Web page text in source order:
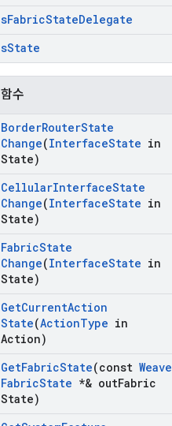
sFabricStateDelegate
sState
함수
BorderRouterState
Change(InterfaceState in
State)
CellularInterfaceState
Change(InterfaceState in
State)
FabricState
Change(InterfaceState in
State)
GetCurrentAction
State(ActionType in
Action)
GetFabricState(const Weave
FabricState *& outFabric
State)